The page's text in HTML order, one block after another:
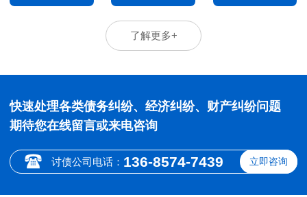
了解更多+
快速处理各类债务纠纷、经济纠纷、财产纠纷问题
期待您在线留言或来电咨询
讨债公司电话： 136-8574-7439 立即咨询